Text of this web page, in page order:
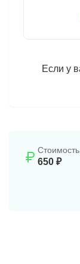
Если у
Стоимость
650 ₽